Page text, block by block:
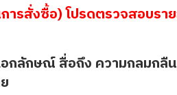
รสั่งซื้อ) โปรดตรวจสอบรา
กลักษณ์ สื่อถึง ความกลมกลื